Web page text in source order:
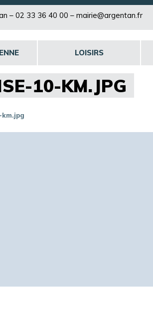
– 02 33 36 40 00 – mairie@argentan.fr
LOISIRS
10-KM.JPG